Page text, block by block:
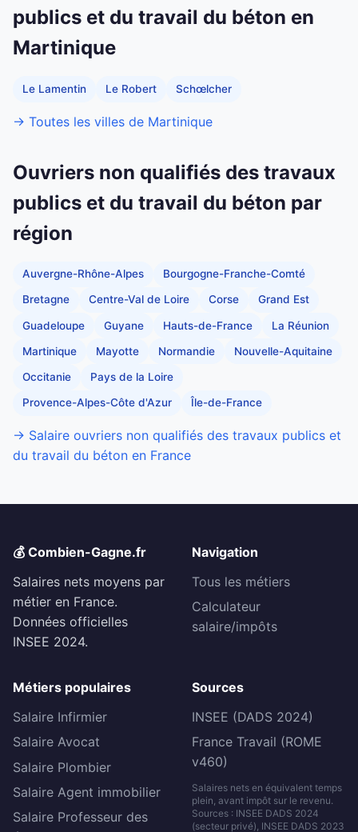
publics et du travail du béton en
Martinique
Le Lamentin Le Robert Schœlcher
→ Toutes les villes de Martinique
Ouvriers non qualifiés des travaux
publics et du travail du béton par
région
Auvergne-Rhône-Alpes Bourgogne-Franche-Comté
Bretagne Centre-Val de Loire Corse Grand Est
Guadeloupe Guyane Hauts-de-France La Réunion
Martinique Mayotte Normandie Nouvelle-Aquitaine
Occitanie Pays de la Loire
Provence-Alpes-Côte d'Azur Île-de-France
→ Salaire ouvriers non qualifiés des travaux publics et
du travail du béton en France
💰 Combien-Gagne.fr
Salaires nets moyens par
métier en France.
Données officielles
INSEE 2024.
Navigation
Tous les métiers
Calculateur
salaire/impôts
Métiers populaires
Salaire Infirmier
Salaire Avocat
Salaire Plombier
Salaire Agent immobilier
Salaire Professeur des
Sources
INSEE (DADS 2024)
France Travail (ROME
v460)
Salaires nets en équivalent temps
plein, avant impôt sur le revenu.
Sources : INSEE DADS 2024
(secteur privé), INSEE DADS 2023